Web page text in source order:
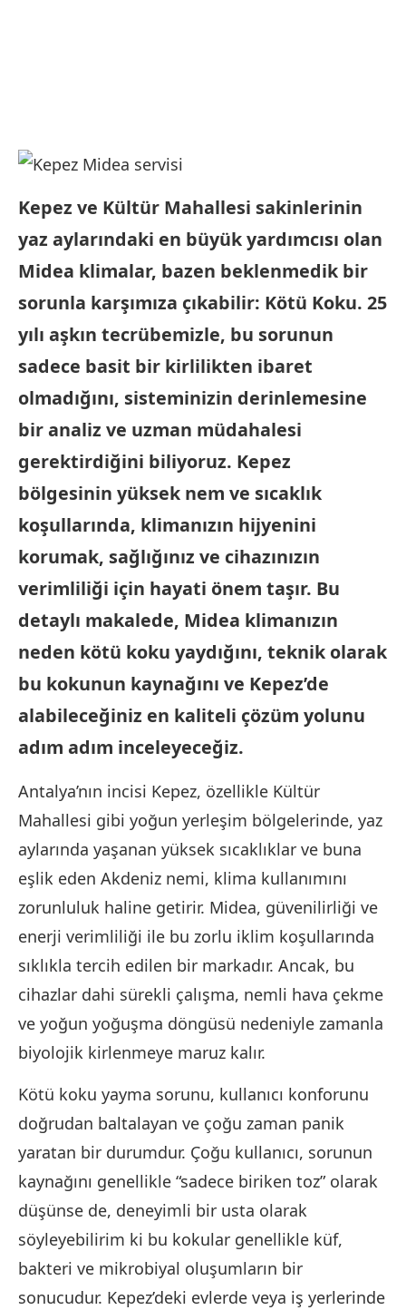
Kepez ve Kültür Mahallesi sakinlerinin
yaz aylarındaki en büyük yardımcısı olan
Midea klimalar, bazen beklenmedik bir
sorunla karşımıza çıkabilir: Kötü Koku. 25
yılı aşkın tecrübemizle, bu sorunun
sadece basit bir kirlilikten ibaret
olmadığını, sisteminizin derinlemesine
bir analiz ve uzman müdahalesi
gerektirdiğini biliyoruz. Kepez
bölgesinin yüksek nem ve sıcaklık
koşullarında, klimanızın hijyenini
korumak, sağlığınız ve cihazınızın
verimliliği için hayati önem taşır. Bu
detaylı makalede, Midea klimanızın
neden kötü koku yaydığını, teknik olarak
bu kokunun kaynağını ve Kepez’de
alabileceğiniz en kaliteli çözüm yolunu
adım adım inceleyeceğiz.
Antalya’nın incisi Kepez, özellikle Kültür
Mahallesi gibi yoğun yerleşim bölgelerinde, yaz
aylarında yaşanan yüksek sıcaklıklar ve buna
eşlik eden Akdeniz nemi, klima kullanımını
zorunluluk haline getirir. Midea, güvenilirliği ve
enerji verimliliği ile bu zorlu iklim koşullarında
sıklıkla tercih edilen bir markadır. Ancak, bu
cihazlar dahi sürekli çalışma, nemli hava çekme
ve yoğun yoğuşma döngüsü nedeniyle zamanla
biyolojik kirlenmeye maruz kalır.
Kötü koku yayma sorunu, kullanıcı konforunu
doğrudan baltalayan ve çoğu zaman panik
yaratan bir durumdur. Çoğu kullanıcı, sorunun
kaynağını genellikle “sadece biriken toz” olarak
düşünse de, deneyimli bir usta olarak
söyleyebilirim ki bu kokular genellikle küf,
bakteri ve mikrobiyal oluşumların bir
sonucudur. Kepez’deki evlerde veya iş yerlerinde